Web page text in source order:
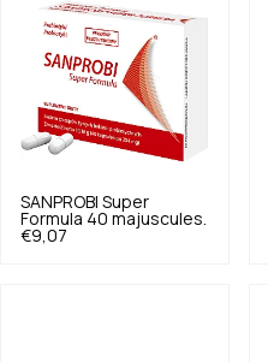
SANPROBI Super
Formula 40 majuscules.
€9,07